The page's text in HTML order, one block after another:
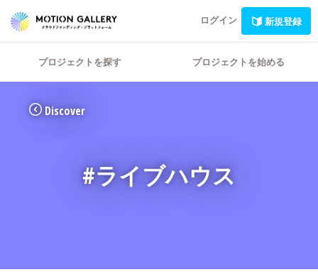
ログイン 新規登録
プロジェクトを探す プロジェクトを始める
Discover
#ライブハウス